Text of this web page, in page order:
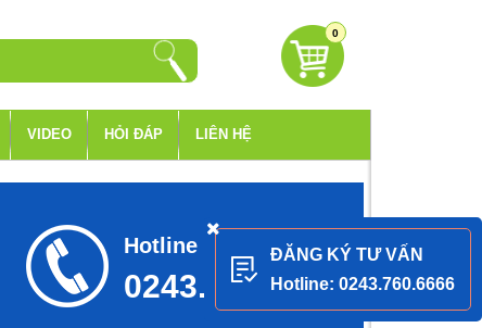
0
VIDEO HỎI ĐÁP LIÊN HỆ
Hotline tư vấn
0243.760.6666
ĐĂNG KÝ TƯ VẤN
Hotline: 0243.760.6666